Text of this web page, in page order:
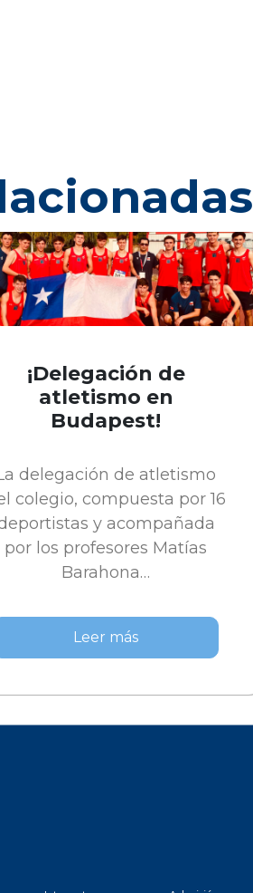
¡Delegación de
atletismo en
Budapest!
delegación de atletismo
colegio, compuesta por 16
y acompañada
por los profesores Matías
Barahona…
Leer más